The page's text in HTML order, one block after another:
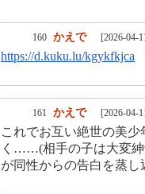
160 かえで [2026-04-
https://d.kuku.lu/kgykfkjca
161 かえで [2026-04-
これでお互い絶世の美
く……(相手の子は大変紳
が同性からの告白を蒸